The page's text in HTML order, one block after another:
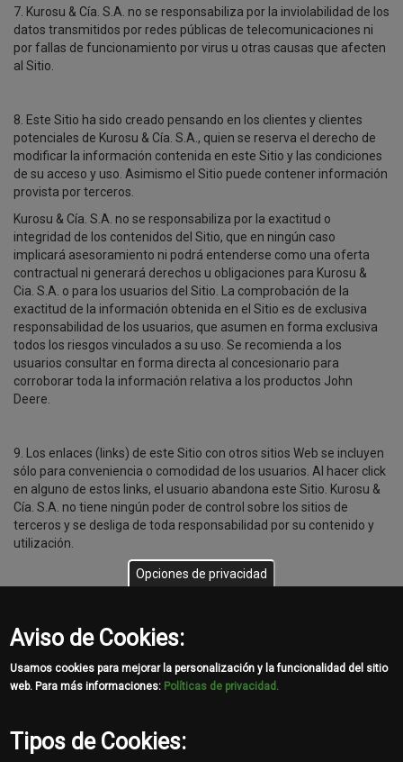
7. Kurosu & Cía. S.A. no se responsabiliza por la inviolabilidad de los
datos transmitidos por redes públicas de telecomunicaciones ni
por fallas de funcionamiento por virus u otras causas que afecten
al Sitio.
8. Este Sitio ha sido creado pensando en los clientes y clientes
potenciales de Kurosu & Cía. S.A., quien se reserva el derecho de
modificar la información contenida en este Sitio y las condiciones
de su acceso y uso. Asimismo el Sitio puede contener información
provista por terceros.
Kurosu & Cía. S.A. no se responsabiliza por la exactitud o
integridad de los contenidos del Sitio, que en ningún caso
implicará asesoramiento ni podrá entenderse como una oferta
contractual ni generará derechos u obligaciones para Kurosu &
Cia. S.A. o para los usuarios del Sitio. La comprobación de la
exactitud de la información obtenida en el Sitio es de exclusiva
responsabilidad de los usuarios, que asumen en forma exclusiva
todos los riesgos vinculados a su uso. Se recomienda a los
usuarios consultar en forma directa al concesionario para
corroborar toda la información relativa a los productos John
Deere.
9. Los enlaces (links) de este Sitio con otros sitios Web se incluyen
sólo para conveniencia o comodidad de los usuarios. Al hacer click
en alguno de estos links, el usuario abandona este Sitio. Kurosu &
Cía. S.A. no tiene ningún poder de control sobre los sitios de
terceros y se desliga de toda responsabilidad por su contenido y
utilización.
transmitir, información contraria a la ley o en perjuicio de terceros.
11. El símbolo del ciervo que salta, los colores verde y amarillo
propios de la marca y el nombre John Deere, son marcas
Opciones de privacidad
Aviso de Cookies:
Usamos cookies para mejorar la personalización y la funcionalidad del sitio
web. Para más informaciones: Políticas de privacidad.
Tipos de Cookies: